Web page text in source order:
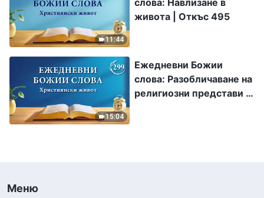
11:44
живота | Откъс 495
15:04
Ежедневни Божии
слова: Разобличаване на
религиозни представи |
Меню